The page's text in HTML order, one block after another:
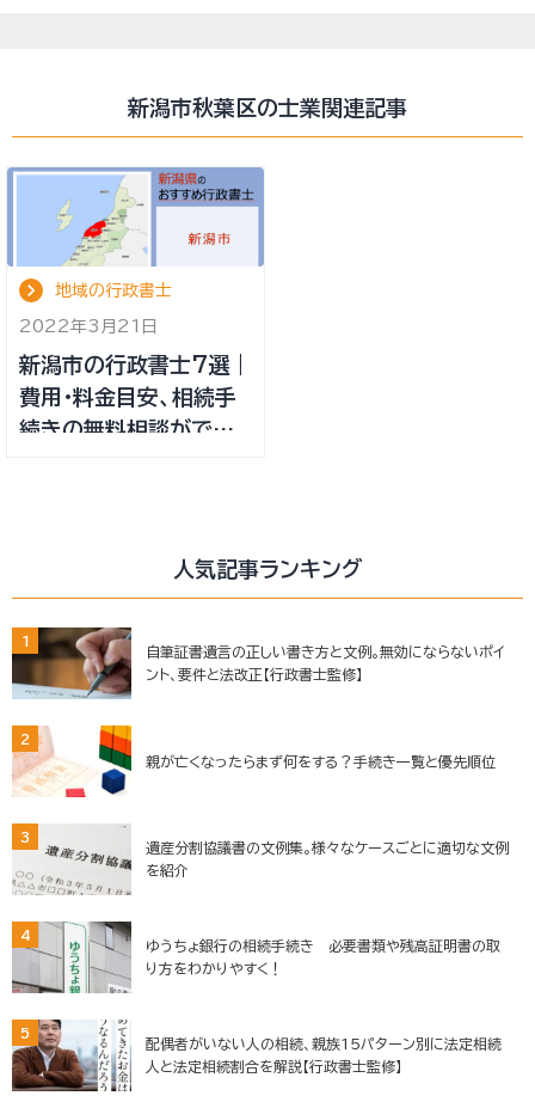
新潟市秋葉区の士業関連記事
地域の行政書士
2022年3月21日
新潟市の行政書士7選｜
費用・料金目安、相続手
続きの無料相談ができ
人気記事ランキング
1
自筆証書遺言の正しい書き方と文例。無効にならないポイ
ント、要件と法改正【行政書士監修】
2
親が亡くなったらまず何をする？手続き一覧と優先順位
3
遺産分割協議書の文例集。様々なケースごとに適切な文例
を紹介
4
ゆうちょ銀行の相続手続き 必要書類や残高証明書の取
り方をわかりやすく！
5
配偶者がいない人の相続、親族15パターン別に法定相続
人と法定相続割合を解説【行政書士監修】